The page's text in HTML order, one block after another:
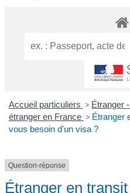
Accueil particuliers > Étranger
étranger en France > Étranger
vous besoin d'un visa ?
Question-réponse
Étranger en